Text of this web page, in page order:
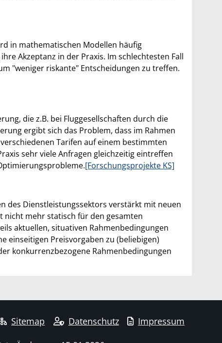
in mathematischen Modellen häufig
Akzeptanz in der Praxis. Im schlechtesten Fall
"weniger riskante" Entscheidungen zu treffen.
die z.B. bei Fluggesellschaften durch die
ergibt sich das Problem, dass im Rahmen
Tarifen auf einem bestimmten
sehr viele Anfragen gleichzeitig eintreffen
[Forschungsprojekte KS]
des Dienstleistungssektors verstärkt mit neuen
nicht mehr statisch für den gesamten
aktuellen, situativen Rahmenbedingungen
einseitigen Preisvorgaben zu (beliebigen)
konkurrenzbezogene Rahmenbedingungen
Sitemap Datenschutz Impressum